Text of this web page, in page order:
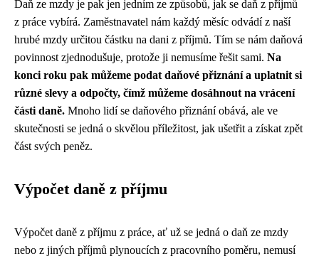
Daň ze mzdy je pak jen jedním ze způsobů, jak se daň z příjmů
z práce vybírá. Zaměstnavatel nám každý měsíc odvádí z naší
hrubé mzdy určitou částku na dani z příjmů. Tím se nám daňová
povinnost zjednodušuje, protože ji nemusíme řešit sami. Na
konci roku pak můžeme podat daňové přiznání a uplatnit si
různé slevy a odpočty, čímž můžeme dosáhnout na vrácení
části daně. Mnoho lidí se daňového přiznání obává, ale ve
skutečnosti se jedná o skvělou příležitost, jak ušetřit a získat zpět
část svých peněz.
Výpočet daně z příjmu
Výpočet daně z příjmu z práce, ať už se jedná o daň ze mzdy
nebo z jiných příjmů plynoucích z pracovního poměru, nemusí